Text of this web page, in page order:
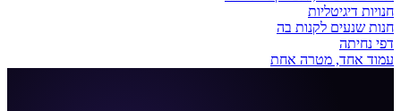
חנויות דיגיטליות
חנות שנעים לקנות בה
דפי נחיתה
עמוד אחד, מטרה אחת